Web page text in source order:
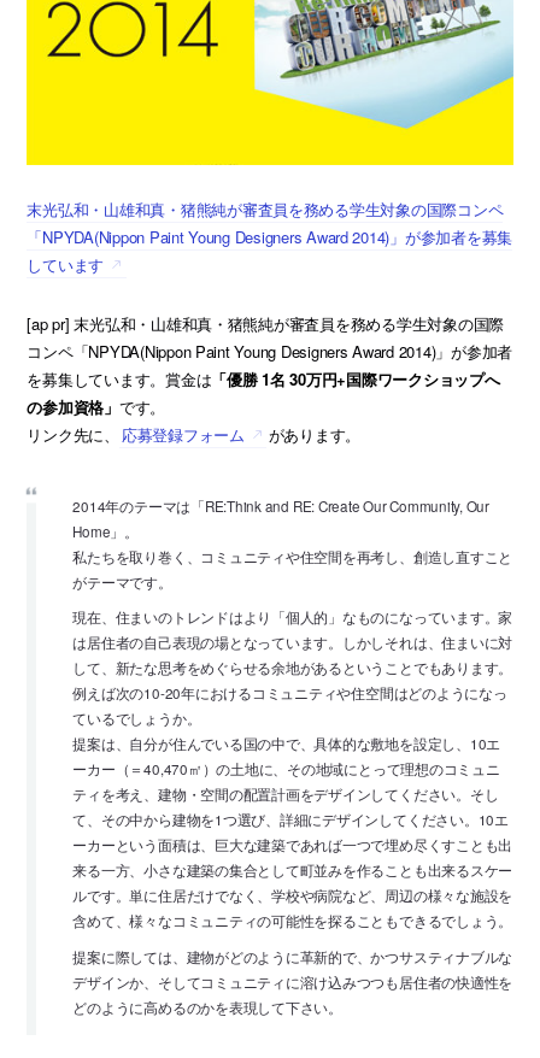
末光弘和・山雄和真・猪熊純が審査員を務める学生対象の国際コンペ
「NPYDA(Nippon Paint Young Designers Award 2014)」が参加者を募集
しています
[ap pr] 末光弘和・山雄和真・猪熊純が審査員を務める学生対象の国際
コンペ「NPYDA(Nippon Paint Young Designers Award 2014)」が参加者
を募集しています。賞金は 「優勝 1名 30万円+国際ワークショップへ
の参加資格」 です。
リンク先に、
応募登録フォーム があります。
2014年のテーマは「RE:Think and RE: Create Our Community, Our
Home」。
私たちを取り巻く、コミュニティや住空間を再考し、創造し直すこと
がテーマです。
現在、住まいのトレンドはより「個人的」なものになっています。家
は居住者の自己表現の場となっています。しかしそれは、住まいに対
して、新たな思考をめぐらせる余地があるということでもあります。
例えば次の10-20年におけるコミュニティや住空間はどのようになっ
ているでしょうか。
提案は、自分が住んでいる国の中で、具体的な敷地を設定し、10エ
ーカー（＝40,470㎡）の土地に、その地域にとって理想のコミュニ
ティを考え、建物・空間の配置計画をデザインしてください。そし
て、その中から建物を1つ選び、詳細にデザインしてください。10エ
ーカーという面積は、巨大な建築であれば一つで埋め尽くすことも出
来る一方、小さな建築の集合として町並みを作ることも出来るスケー
ルです。単に住居だけでなく、学校や病院など、周辺の様々な施設を
含めて、様々なコミュニティの可能性を探ることもできるでしょう。
提案に際しては、建物がどのように革新的で、かつサスティナブルな
デザインか、そしてコミュニティに溶け込みつつも居住者の快適性を
どのように高めるのかを表現して下さい。